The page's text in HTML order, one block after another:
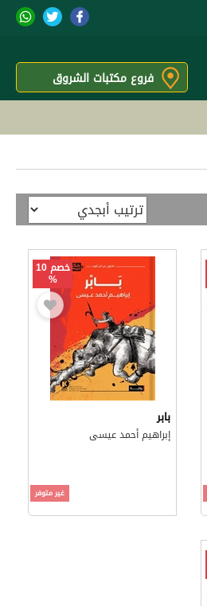
فروع مكتبات الشروق
خصم 10
%
بابر
إبراهيم أحمد عيسى
غير متوفر